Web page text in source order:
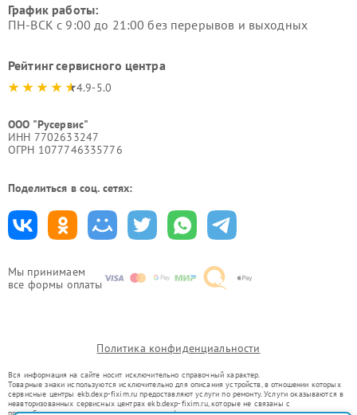
Мы принимаем
все формы оплаты
График работы:
ПН-ВСК с 9:00 до 21:00 без перерывов и выходных
Рейтинг сервисного центра
4.9-5.0
ООО "Русервис"
ИНН 7702633247
ОГРН 1077746335776
Поделиться в соц. сетях:
Политика конфиденциальности
Вся информация на сайте носит исключительно справочный характер.
Товарные знаки используются исключительно для описания устройств, в отношении которых
сервисные центры ekb.dexp-fixim.ru предоставляют услуги по ремонту. Услуги оказываются в
неавторизованных сервисных центрах ekb.dexp-fixim.ru, которые не связаны с